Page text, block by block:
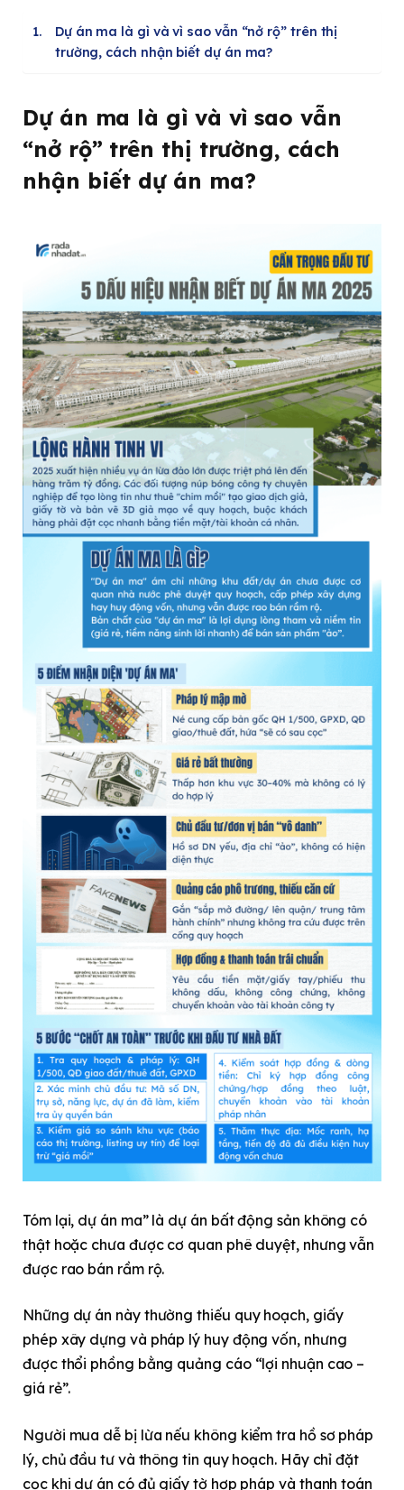
Dự án ma là gì và vì sao vẫn “nở rộ” trên thị
trường, cách nhận biết dự án ma?
Dự án ma là gì và vì sao vẫn
“nở rộ” trên thị trường, cách
nhận biết dự án ma?
Tóm lại, dự án ma” là dự án bất động sản không có
thật hoặc chưa được cơ quan phê duyệt, nhưng vẫn
được rao bán rầm rộ.
Những dự án này thường thiếu quy hoạch, giấy
phép xây dựng và pháp lý huy động vốn, nhưng
được thổi phồng bằng quảng cáo “lợi nhuận cao –
giá rẻ”.
Người mua dễ bị lừa nếu không kiểm tra hồ sơ pháp
lý, chủ đầu tư và thông tin quy hoạch. Hãy chỉ đặt
cọc khi dự án có đủ giấy tờ hợp pháp và thanh toán